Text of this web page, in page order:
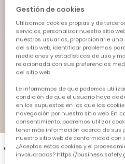
1 2 3 4
Camiseta bebé algodón
Gestión de cookies
Utilizamos cookies propias y de
servicios, personalizar nuestro sitio
nuestros usuarios, proporcionarle una
del sitio web, identificar problemas
mediciones y estadísticas de uso y
relacionada con sus preferencias
del sitio web.
Le informamos de que podemos
condición de que el usuario haya
en los supuestos en los que las
navegación por nuestro sitio web. En
consentimiento, podremos utilizar
tener más información acerca de sus
nuestro sitio web de conformidad
¿Aceptas estas cookies y el
involucrados? https://